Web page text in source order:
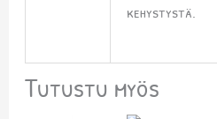
kehystystä.
Tutustu myös